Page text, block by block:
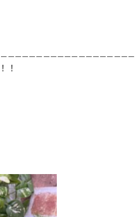
ーーーーーーーーーーーーーーーーーー
！